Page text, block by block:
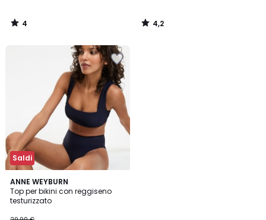
4
/
4,2
/
Saldi
ANNE WEYBURN
Top per bikini con reggiseno
testurizzato
3,3
/ 5